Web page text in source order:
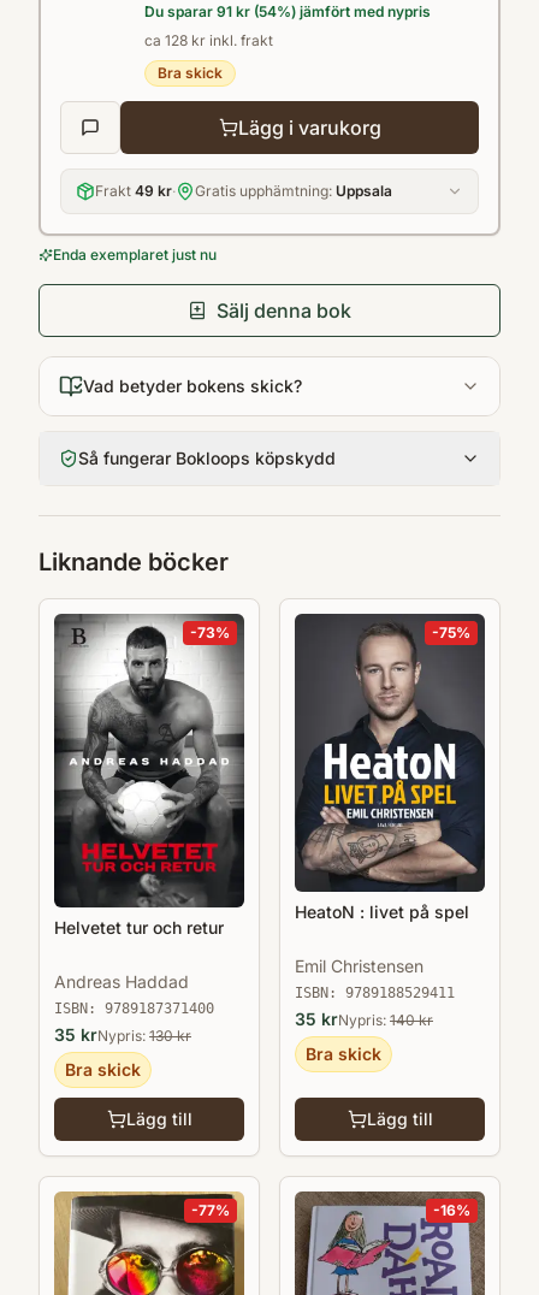
Du sparar 91 kr (54%) jämfört med nypris
ca 128 kr inkl. frakt
Bra skick
Lägg i varukorg
Frakt 49 kr· Gratis upphämtning: Uppsala
Enda exemplaret just nu
Sälj denna bok
Vad betyder bokens skick?
Så fungerar Bokloops köpskydd
Liknande böcker
-73%
Helvetet tur och retur
Andreas Haddad
ISBN: 9789187371400
35 krNypris: 130kr
Bra skick
Lägg till
-75%
HeatoN : livet på spel
Emil Christensen
ISBN: 9789188529411
35 krNypris: 140kr
Bra skick
Lägg till
-77% -16%